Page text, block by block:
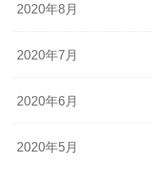
2020年8月
2020年7月
2020年6月
2020年5月